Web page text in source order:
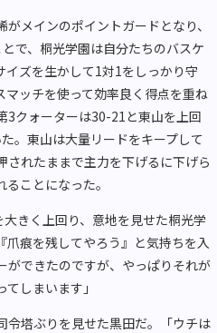
メインのポイントガードとなり、
で、桐光学園は自分たちのバスケ
イズを生かして1対1をしっかり守
マッチを使って効率良く得点を重ね
3クォーターは30-21と東山を上回
。東山は大量リードをキープして
されたままで主力を下げるに下げら
ことになった。
きく上回り、意地を見せた桐光学
痕を残してやろう』と気持ちを入
ができたのですが、やっぱりそれが
しまいます」
令塔ぶりを見せた黒田だ。「ウチは